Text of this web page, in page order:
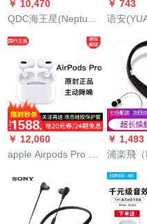
￥ 10,470
QDC海王星(Neptune)
ノイズスポイツェイ
ホーン食べた鶏ゲム
のミョンセツェ音楽
ya版海王星BTX(現物)
￥ 743
语安
airスポ-
ルプフ
电话の
千元音質
クスは音
す。
￥ 12,060
apple Airpods Pro 3/3
伝导ノイドキズ·スポ
スポーツスポーツス
ポーツスポーツフリ
￥ 1,493
浦楽飛
ポツー
ホーン
ning首
はアー